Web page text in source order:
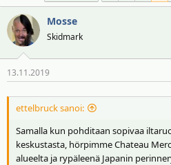
s
t
i
k
e
t
a
l
o
i
t
u
p
m
ä
ä
Mosse
Skidmark
13.11.2019
ettelbruck sanoi:
Samalla kun pohditaan sopivaa
keskustasta, hörpimme Chateau
alueelta ja rypäleenä Japanin